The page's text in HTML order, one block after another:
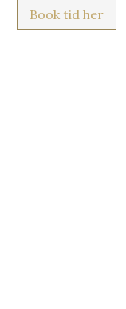
Book tid her​